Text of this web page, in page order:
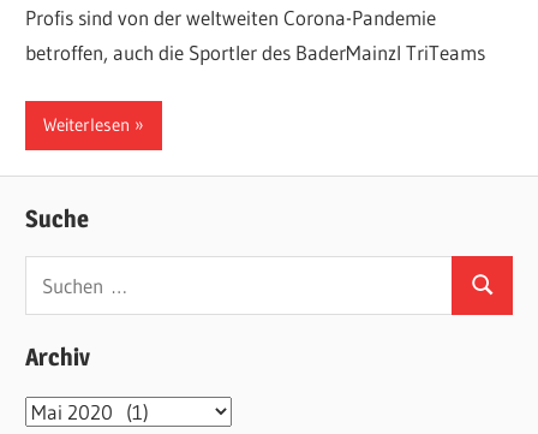
Profis sind von der weltweiten Corona-Pandemie
betroffen, auch die Sportler des BaderMainzl TriTeams
Weiterlesen
Suche
Suchen
Archiv
Archiv